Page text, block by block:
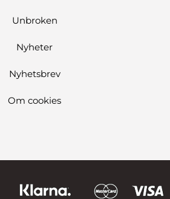
Unbroken
Nyheter
Nyhetsbrev
Om cookies